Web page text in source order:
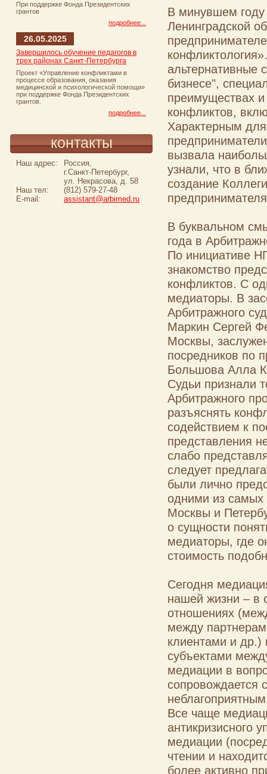
При поддержке Фонда Президентских
грантов
подробнее...
26.05.2025
Завершилось обучение педагогов в
трех районах Санкт-Петербурга
Проект «Управление конфликтами в
процессе образования, оказания
медицинской и психологической помощи»
при поддержке Фонда Президентских
грантов.
подробнее...
контакты
Наш адрес:
Россия,
г.Санкт-Петербург,
ул. Некрасова, д. 58
Наш тел:
(812) 579-27-48
E-mail:
assistant@arbimed.ru
В минувшем году
Ленинградской
альтернативные
бизнесе",
преимуществах
конфликтов,
Характерным
вызвала
узнали, что в
создание
В буквальном
года в
По инициативе
знакомство
конфликтов. С
медиаторы. В
Арбитражного
Маркин Сергей
Москвы,
посредников по
Большова Алла
Судьи признали
Арбитражного
разъяснять
содействием к
представления
слабо
следует
были лично
одними из самых
Москвы и
о сущности
медиаторы, где
стоимость
Сегодня
нашей жизни – в
отношениях
между
клиентами и др.)
субъектами
медиации в
сопровождается
Все чаще
антикризисного
медиации
чтении и
более активно